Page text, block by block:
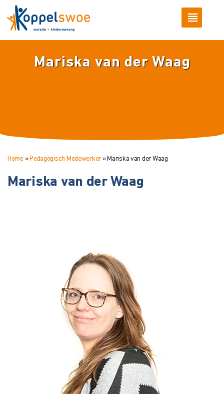
Mariska van der Waag
Home» Pedagogisch Medewerker » Mariska van der Waag
Mariska van der Waag